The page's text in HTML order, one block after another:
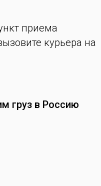
приема
курьера на
груз в Россию